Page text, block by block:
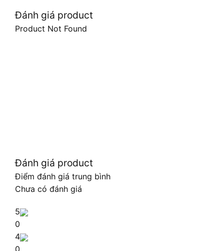
Đánh giá product
Product Not Found
Đánh giá product
Điểm đánh giá trung bình
Chưa có đánh giá
5
0
4
0